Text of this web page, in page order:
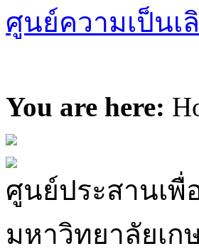
ศูนย์ความเป็นเ
You are here:
ศูนย์ประสานเ
มหาวิทยาลัยเก